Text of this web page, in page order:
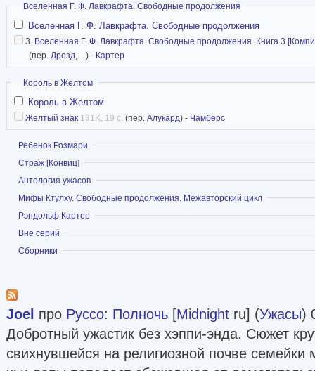
Скрыть
Вселенная Г. Ф. Лавкрафта. Свободные продолжения
Вселенная Г. Ф. Лавкрафта. Свободные продолжения
3. Вселенная Г. Ф. Лавкрафта. Свободные продолжения. Книга 3
(пер. Дрозд, ...) - Картер
Скрыть
Король в Желтом
Король в Желтом
Желтый знак 131K, 19 с. (пер. Алукард) - Чамберс
Показать
Ребенок Розмари
Показать
Страж [Конвиц]
Показать
Антология ужасов
Показать
Мифы Ктулху. Свободные продолжения. Межавторский цикл
Показать
Рэндольф Картер
Показать
Вне серий
Показать
Сборники
Joel про Руссо: Полночь [Midnight ru] (Ужасы)
Добротный ужастик без хэппи-энда. Сюжет
свихнувшейся на религиозной почве семейки